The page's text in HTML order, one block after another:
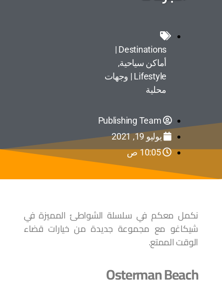
Destinations |
أماكن سياحية,
Lifestyle | وجهات
محلية
Publishing Team
يوليو 19, 2021
10:05 ص
نكمل معكم في سلسلة الشواطئ المميزة في
شيكاغو مع مجموعة جديدة من خيارات قضاء
الوقت الممتع.
Osterman Beach